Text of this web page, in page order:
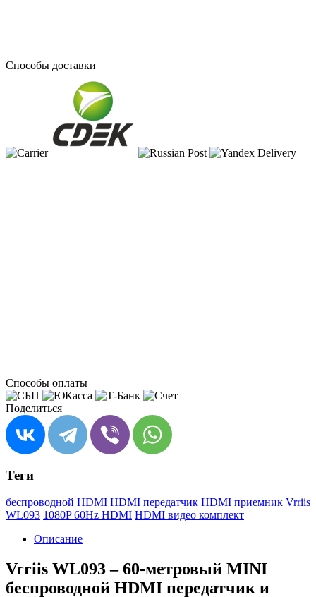
Способы доставки
Способы оплаты
Поделиться
Теги
беспроводной HDMI HDMI передатчик HDMI приемник Vrriis
WL093 1080P 60Hz HDMI HDMI видео комплект
Описание
Vrriis WL093 – 60-метровый MINI
беспроводной HDMI передатчик и